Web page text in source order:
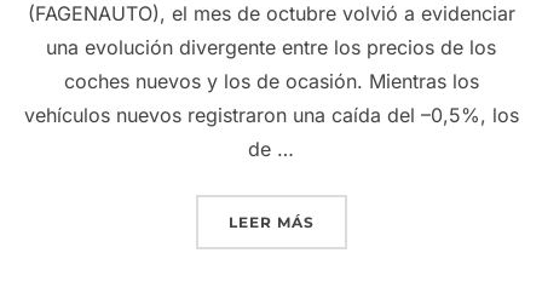
(FAGENAUTO), el mes de octubre volvió a evidenciar
una evolución divergente entre los precios de los
coches nuevos y los de ocasión. Mientras los
vehículos nuevos registraron una caída del –0,5%, los
de …
LEER MÁS«LOS PRECIOS DEL